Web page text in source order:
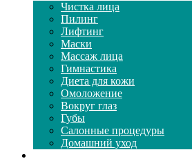
Чистка лица
Пилинг
Лифтинг
Маски
Массаж лица
Гимнастика
Диета для кожи
Омоложение
Вокруг глаз
Губы
Салонные процедуры
Домашний уход